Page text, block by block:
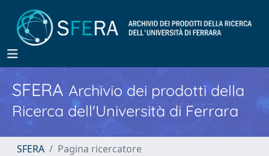
SFERA Archivio dei prodotti della
Ricerca dell'Università di Ferrara
SFERA Pagina ricercatore